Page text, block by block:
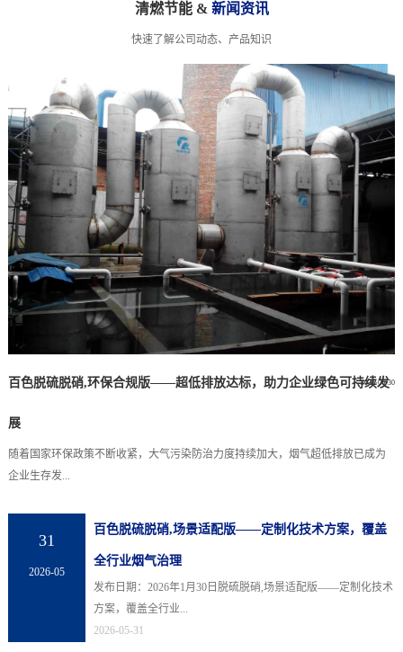
清燃节能 & 新闻资讯
快速了解公司动态、产品知识
百色脱硫脱硝,环保合规版——超低排放达标，助力企业绿色可持续发
展
2026-06-30
随着国家环保政策不断收紧，大气污染防治力度持续加大，烟气超低排放已成为
企业生存发...
31
2026-05
百色脱硫脱硝,场景适配版——定制化技术方案，覆盖
全行业烟气治理
发布日期：2026年1月30日脱硫脱硝,场景适配版——定制化技术
方案，覆盖全行业...
2026-05-31